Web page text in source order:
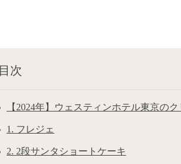
目次
【2024年】ウェスティンホテル東京の
1. フレジェ
2. 2段サンタショートケーキ